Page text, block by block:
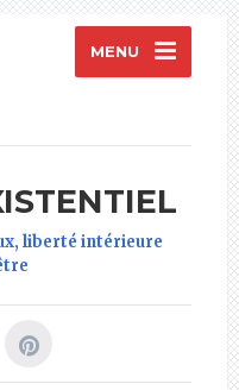
MENU
liberté intérieure